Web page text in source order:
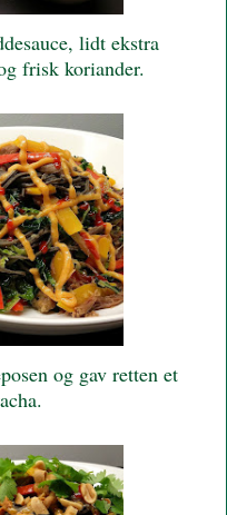
lidt ekstra
frisk koriander.
og gav retten et